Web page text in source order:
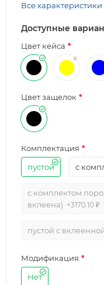
Все характеристики
Доступные
Цвет кейса
Цвет защелок
Комплектация
пустой
с
с комплектом
вклеена) +3170.10 ₽
пустой с
Модификация
Нет